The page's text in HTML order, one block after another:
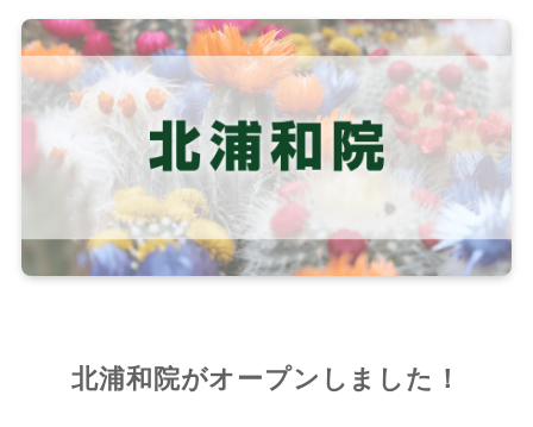
北浦和院がオープンしました！